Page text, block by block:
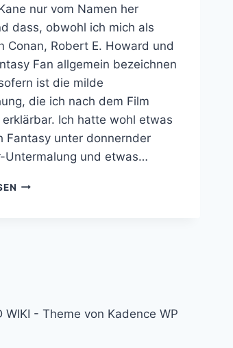
nur vom Namen her
dass, obwohl ich mich als
Conan, Robert E. Howard und
Fan allgemein bezeichnen
ist die milde
die ich nach dem Film
Ich hatte wohl etwas
Fantasy unter donnernder
Untermalung und etwas…
SOLOMON
WIKI - Theme von Kadence WP